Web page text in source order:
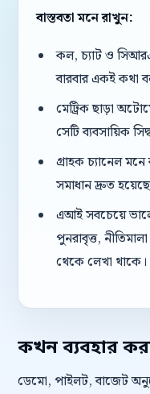
বাস্তবতা মনে রাখুন:
কল, চ্যাট ও
বারবার একই কথা
মেট্রিক ছাড়া
সেটি ব্যবসায়িক
গ্রাহক চ্যানেল
সমাধান দ্রুত
এআই সবচেয়ে
পুনরাবৃত্ত,
থেকে লেখা থাকে।
কখন ব্যবহার
ডেমো, পাইলট, বাজেট